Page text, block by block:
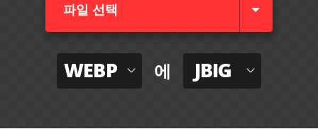
파일 선택
WEBP 에 JBIG